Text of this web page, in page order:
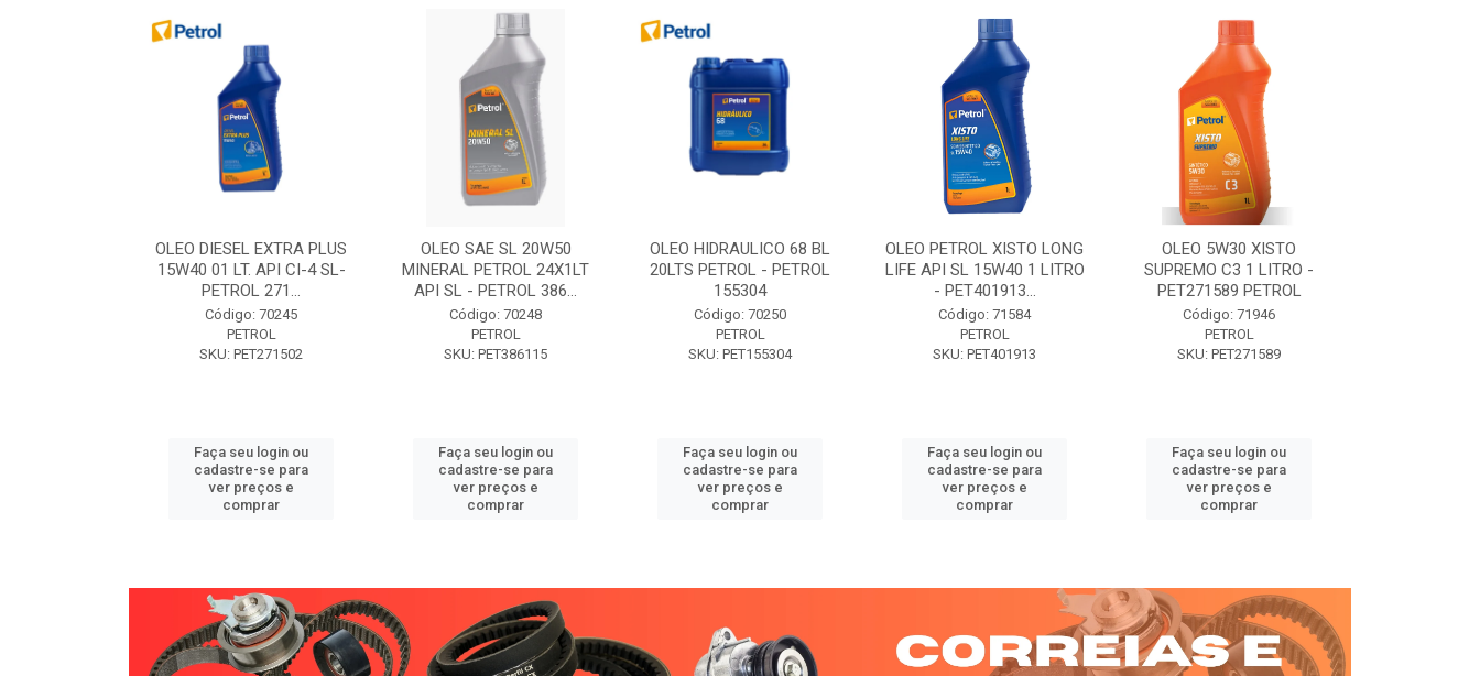
OLEO DIESEL EXTRA PLUS
15W40 01 LT. API CI-4 SL-
PETROL 271...
Código: 70245
PETROL
SKU: PET271502
Faça seu login ou
cadastre-se para
ver preços e
comprar
OLEO SAE SL 20W50
MINERAL PETROL 24X1LT
API SL - PETROL 386...
Código: 70248
PETROL
SKU: PET386115
Faça seu login ou
cadastre-se para
ver preços e
comprar
OLEO HIDRAULICO 68 BL
20LTS PETROL - PETROL
155304
Código: 70250
PETROL
SKU: PET155304
Faça seu login ou
cadastre-se para
ver preços e
comprar
OLEO PETROL XISTO LONG
LIFE API SL 15W40 1 LITRO
- PET401913...
Código: 71584
PETROL
SKU: PET401913
Faça seu login ou
cadastre-se para
ver preços e
comprar
OLEO 5W30 XISTO
SUPREMO C3 1 LITRO -
PET271589 PETROL
Código: 71946
PETROL
SKU: PET271589
Faça seu login ou
cadastre-se para
ver preços e
comprar